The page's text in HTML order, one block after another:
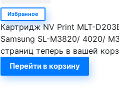
Избранное
Картридж NV Print MLT-
Samsung SL-M3820/ 4020/
страниц теперь в вашей
Перейти в корзину